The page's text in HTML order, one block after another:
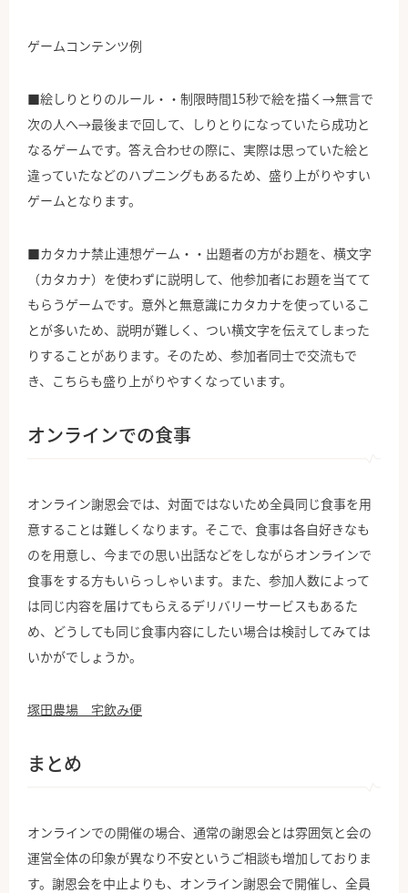
ゲームコンテンツ例
■絵しりとりのルール・・制限時間15秒で絵を描く→無言で
次の人へ→最後まで回して、しりとりになっていたら成功と
なるゲームです。答え合わせの際に、実際は思っていた絵と
違っていたなどのハプニングもあるため、盛り上がりやすい
ゲームとなります。
■カタカナ禁止連想ゲーム・・出題者の方がお題を、横文字
（カタカナ）を使わずに説明して、他参加者にお題を当てて
もらうゲームです。意外と無意識にカタカナを使っているこ
とが多いため、説明が難しく、つい横文字を伝えてしまった
りすることがあります。そのため、参加者同士で交流もで
き、こちらも盛り上がりやすくなっています。
オンラインでの食事
オンライン謝恩会では、対面ではないため全員同じ食事を用
意することは難しくなります。そこで、食事は各自好きなも
のを用意し、今までの思い出話などをしながらオンラインで
食事をする方もいらっしゃいます。また、参加人数によって
は同じ内容を届けてもらえるデリバリーサービスもあるた
め、どうしても同じ食事内容にしたい場合は検討してみては
いかがでしょうか。
塚田農場 宅飲み便
まとめ
オンラインでの開催の場合、通常の謝恩会とは雰囲気と会の
運営全体の印象が異なり不安というご相談も増加しておりま
す。謝恩会を中止よりも、オンライン謝恩会で開催し、全員